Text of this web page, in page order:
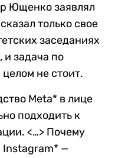
Ющенко заявлял
только свое
заседаниях
и задача по
не стоит.
Meta* в лице
подходить к
<…> Почему
Instagram* —